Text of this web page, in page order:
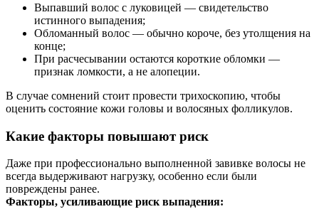
Выпавший волос с луковицей — свидетельство
истинного выпадения;
Обломанный волос — обычно короче, без утолщения на
конце;
При расчесывании остаются короткие обломки —
признак ломкости, а не алопеции.
В случае сомнений стоит провести трихоскопию, чтобы
оценить состояние кожи головы и волосяных фолликулов.
Какие факторы повышают риск
Даже при профессионально выполненной завивке волосы не
всегда выдерживают нагрузку, особенно если были
повреждены ранее.
Факторы, усиливающие риск выпадения: